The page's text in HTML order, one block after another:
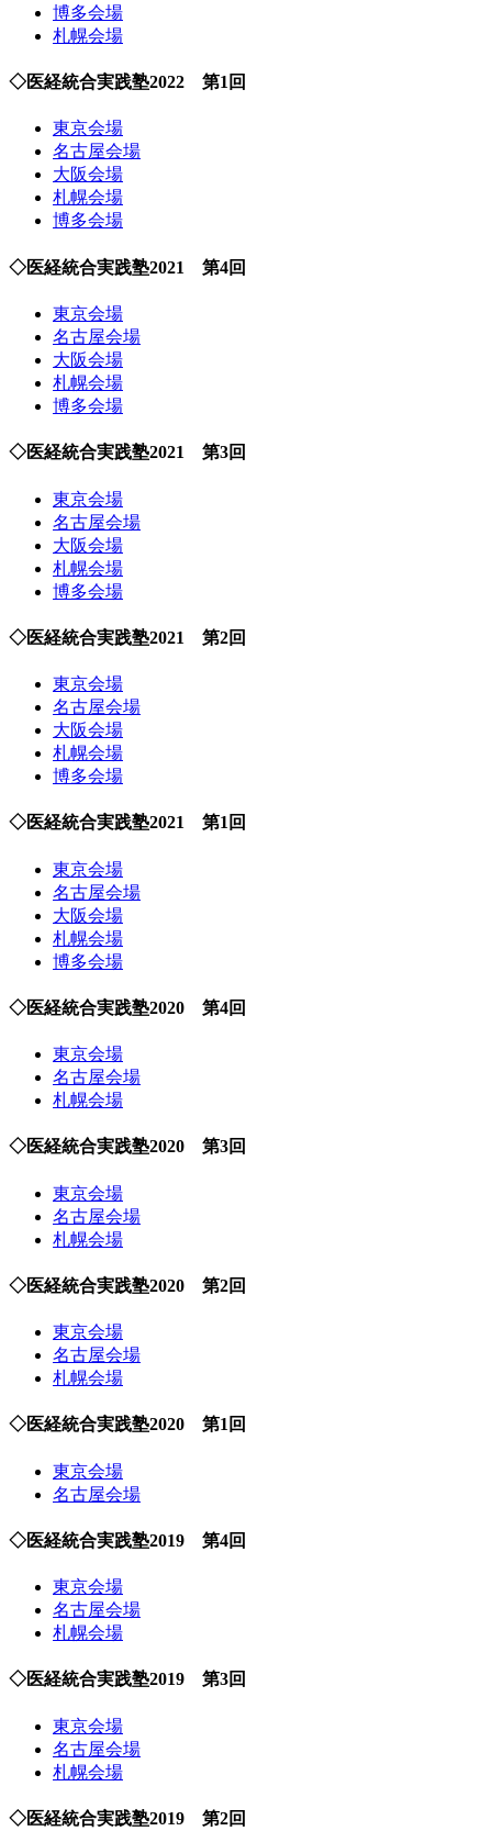
博多会場
札幌会場
◇医経統合実践塾2022 第1回
東京会場
名古屋会場
大阪会場
札幌会場
博多会場
◇医経統合実践塾2021 第4回
東京会場
名古屋会場
大阪会場
札幌会場
博多会場
◇医経統合実践塾2021 第3回
東京会場
名古屋会場
大阪会場
札幌会場
博多会場
◇医経統合実践塾2021 第2回
東京会場
名古屋会場
大阪会場
札幌会場
博多会場
◇医経統合実践塾2021 第1回
東京会場
名古屋会場
大阪会場
札幌会場
博多会場
◇医経統合実践塾2020 第4回
東京会場
名古屋会場
札幌会場
◇医経統合実践塾2020 第3回
東京会場
名古屋会場
札幌会場
◇医経統合実践塾2020 第2回
東京会場
名古屋会場
札幌会場
◇医経統合実践塾2020 第1回
東京会場
名古屋会場
◇医経統合実践塾2019 第4回
東京会場
名古屋会場
札幌会場
◇医経統合実践塾2019 第3回
東京会場
名古屋会場
札幌会場
◇医経統合実践塾2019 第2回